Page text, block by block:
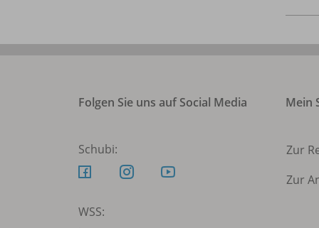
Folgen Sie uns auf Social Media
Schubi:
WSS:
Mein
Zur
Zur